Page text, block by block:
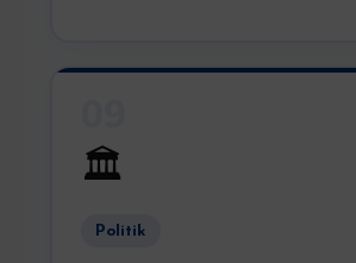
🏛️
Politik